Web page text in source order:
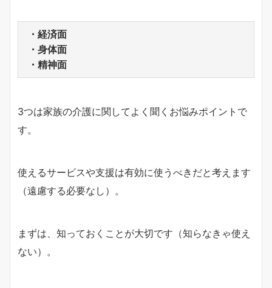
・経済面
・身体面
・精神面
3つは家族の介護に関してよく聞くお悩みポイントで
す。
使えるサービスや支援は有効に使うべきだと考えます
（遠慮する必要なし）。
まずは、知っておくことが大切です（知らなきゃ使え
ない）。